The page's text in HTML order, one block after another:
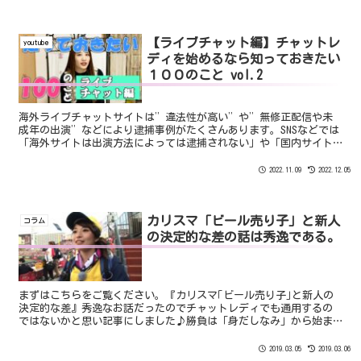
youtube
【ライブチャット編】チャットレ
ディを始めるなら知っておきたい
１００のこと vol.2
海外ライブチャットサイトは”違法性が高い”や”無修正配信や未
成年の出演”などにより逮捕事例がたくさんあります。SNSなどでは
「海外サイトは出演方法によっては逮捕されない」や「国内サイト
実際には逮捕されるだけでなく「映像流出」の危険性も非常に高い
2022.11.09 2022.12.05
コラム
カリスマ「ビール売り子」と新人
の決定的な差の話は秀逸である。
まずはこちらをご覧ください。『カリスマ｢ビール売り子｣と新人の
決定的な差』秀逸なお話だったのでチャットレディでも通用するの
ではないかと思い記事にしました♪勝負は「身だしなみ」から始ま
2019.03.05 2019.03.06